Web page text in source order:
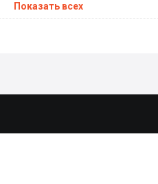
Показать всех